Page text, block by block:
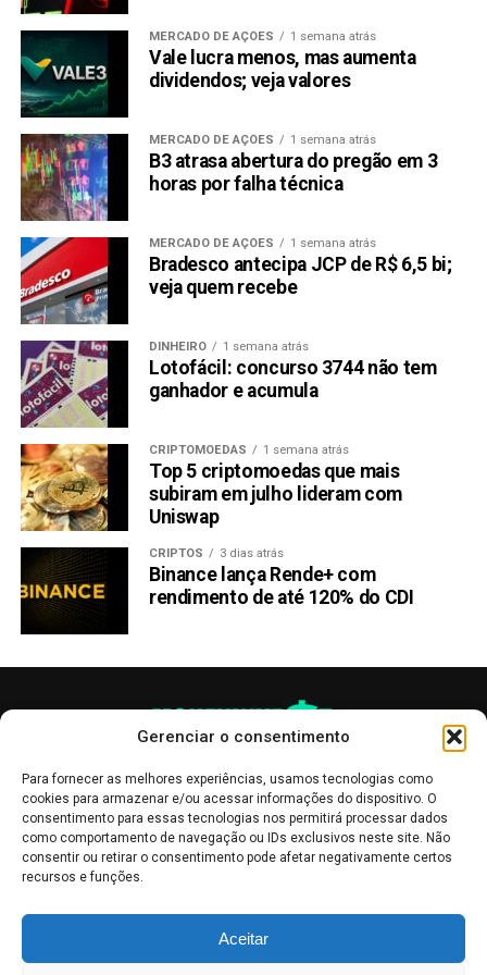
Gerenciar o consentimento
Para fornecer as melhores experiências, usamos tecnologias como
cookies para armazenar e/ou acessar informações do dispositivo. O
consentimento para essas tecnologias nos permitirá processar dados
como comportamento de navegação ou IDs exclusivos neste site. Não
consentir ou retirar o consentimento pode afetar negativamente certos
recursos e funções.
Aceitar
Além disso, com recompensas de staking de até 30% ao
ano, uma exchange P2P e futuros cartões de débito e
crédito virtuais, o 1Fuel está criando um ecossistema
completo que torna as criptomoedas práticas para o uso
diário. É por isso que tanto investidores experientes
quanto novatos estão aderindo à pré-venda — porque
sabem que a verdadeira inovação vence no longo prazo.
O Veredito
Enquanto as especulações sobre o ETF do Ripple XRP e a
lenta recuperação do Stellar deixam os traders
apreensivos, o 1Fuel está oferecendo algo muito mais
empolgante: um caso de uso real que simplifica as
criptomoedas para todos. O impulso da pré-venda prova
que os investidores estão percebendo isso, e, quando for
lançado oficialmente, o 1Fuel poderá transformar a forma
como interagimos com as criptomoedas.
Não perca a chance de garantir seus tokens 1Fuel pelo
menor preço. hoje e faça parte do futuro das transações
cripto cross-chain seguras!
Para saber mais sobre a pré-venda do 1Fuel, use os
Telegram
LEIA COM ATENÇÃO: Este textonãoconstitui
aconselhamento de investimentonem recomendação
de compra de qualquer criptomoeda. O objetivo é
manter os interessados em criptomoedas informados
Compartilhar:
MERCADO DE AÇÕES 1 semana atrás
Vale lucra menos, mas aumenta
dividendos; veja valores
MERCADO DE AÇÕES 1 semana atrás
B3 atrasa abertura do pregão em 3
horas por falha técnica
MERCADO DE AÇÕES 1 semana atrás
Bradesco antecipa JCP de R$ 6,5 bi;
veja quem recebe
DINHEIRO 1 semana atrás
Lotofácil: concurso 3744 não tem
ganhador e acumula
CRIPTOMOEDAS 1 semana atrás
Top 5 criptomoedas que mais
subiram em julho lideram com
Uniswap
CRIPTOS 3 dias atrás
Binance lança Rende+ com
rendimento de até 120% do CDI
informativo, servindo como boletins de divulgação, e não devem ser
interpretadas como recomendações de investimento.Leia mais